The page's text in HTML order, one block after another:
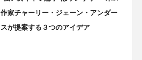
作家チャーリー・ジェーン・アンダー
スが提案する３つのアイデア